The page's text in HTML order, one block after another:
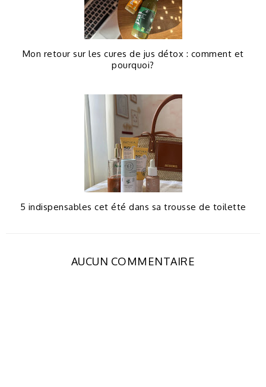
Mon retour sur les cures de jus détox : comment et
pourquoi?
5 indispensables cet été dans sa trousse de toilette
AUCUN COMMENTAIRE